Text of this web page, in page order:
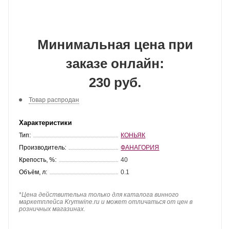
Минимальная цена при
заказе онлайн:
230 руб.
Товар распродан
Характеристики
Тип:
КОНЬЯК
Производитель:
ФАНАГОРИЯ
Крепость, %:
40
Объём, л:
0.1
*Цена действительна только для каталога винного
маркетплейса Krymwine.ru и может отличаться от цен в
розничных магазинах.